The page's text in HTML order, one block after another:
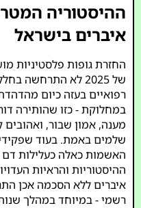
ההיסטוריה
איברים בישראל
החזרת גופות
של 2025 לא התרחשה
רפואיים בעזה כיום
במחלוקת - כזו שהותירה
מענה, אמון שבור,
שלמים באמת. בעוד
האשמות כאלה כעלילות
ההיסטוריות והראיות
איברים ללא הסכמה אכן
רשמי - במיוחד במהלך שנות